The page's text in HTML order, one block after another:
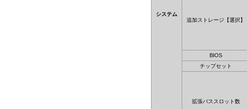
システム
追加ストレージ【選択】
BIOS
チップセット
拡張バススロット数